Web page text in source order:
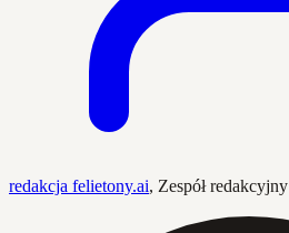
redakcja felietony.ai, Zespół redakcyjny